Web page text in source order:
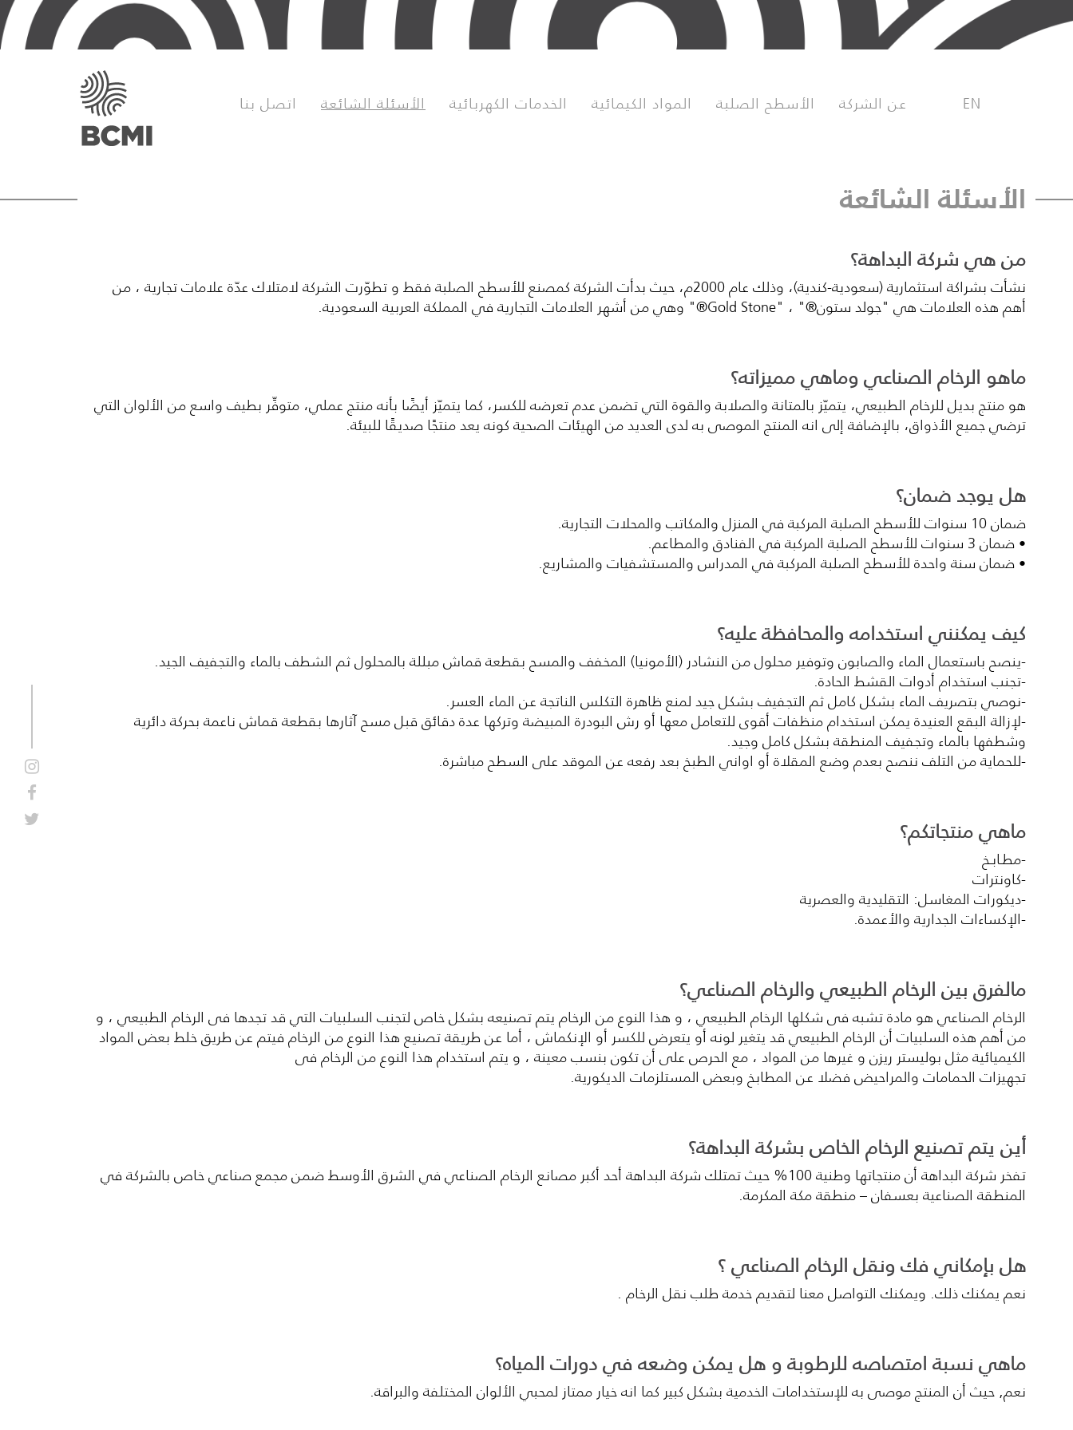
EN عن الشركة الأسطح الصلبة المواد الكيمائية الخدمات الكهربائية الأسئلة الشائعة اتصل بنا
الأسئلة الشائعة
من هي شركة البداهة؟
نشأت بشراكة استثمارية (سعودية-كندية)، وذلك عام 2000م، حيث بدأت الشركة كمصنع للأسطح الصلبة فقط و تطوّرت الشركة لامتلاك عدّة علامات تجارية ، من
أهم هذه العلامات هي "جولد ستون®" ، "Gold Stone®" وهي من أشهر العلامات التجارية في المملكة العربية السعودية.
ماهو الرخام الصناعي وماهي مميزاته؟
هو منتج بديل للرخام الطبيعي، يتميّز بالمتانة والصلابة والقوة التي تضمن عدم تعرضه للكسر، كما يتميّز أيضًا بأنه منتج عملي، متوفِّر بطيف واسع من الألوان التي
ترضي جميع الأذواق، بالإضافة إلى انه المنتج الموصى به لدى العديد من الهيئات الصحية كونه يعد منتجًا صديقًا للبيئة.
هل يوجد ضمان؟
ضمان 10 سنوات للأسطح الصلبة المركبة في المنزل والمكاتب والمحلات التجارية.
• ضمان 3 سنوات للأسطح الصلبة المركبة في الفنادق والمطاعم.
• ضمان سنة واحدة للأسطح الصلبة المركبة في المدراس والمستشفيات والمشاريع.
كيف يمكنني استخدامه والمحافظة عليه؟
-ينصح باستعمال الماء والصابون وتوفير محلول من النشادر (الأمونيا) المخفف والمسح بقطعة قماش مبللة بالمحلول ثم الشطف بالماء والتجفيف الجيد.
-تجنب استخدام أدوات القشط الحادة.
-نوصي بتصريف الماء بشكل كامل ثم التجفيف بشكل جيد لمنع ظاهرة التكلس الناتجة عن الماء العسر.
-لإزالة البقع العنيدة يمكن استخدام منظفات أقوى للتعامل معها أو رش البودرة المبيضة وتركها عدة دقائق قبل مسح آثارها بقطعة قماش ناعمة بحركة دائرية
وشطفها بالماء وتجفيف المنطقة بشكل كامل وجيد.
-للحماية من التلف ننصح بعدم وضع المقلاة أو اواني الطبخ بعد رفعه عن الموقد على السطح مباشرة.
ماهي منتجاتكم؟
-مطـابـخ
-كاونترات
-ديكورات المغاسل: التقليدية والعصرية
-الإكساءات الجدارية والأعمدة.
مالفرق بين الرخام الطبيعي والرخام الصناعي؟
الرخام الصناعي هو مادة تشبه فى شكلها الرخام الطبيعي ، و هذا النوع من الرخام يتم تصنيعه بشكل خاص لتجنب السلبيات التي قد تجدها فى الرخام الطبيعي ، و
من أهم هذه السلبيات أن الرخام الطبيعي قد يتغير لونه أو يتعرض للكسر أو الإنكماش ، أما عن طريقة تصنيع هذا النوع من الرخام فيتم عن طريق خلط بعض المواد
الكيميائية مثل بوليستر ريزن و غيرها من المواد ، مع الحرص على أن تكون بنسب معينة ، و يتم استخدام هذا النوع من الرخام فى
تجهيزات الحمامات والمراحيض فضلا عن المطابخ وبعض المستلزمات الديكورية.
أين يتم تصنيع الرخام الخاص بشركة البداهة؟
تفخر شركة البداهة أن منتجاتها وطنية 100% حيث تمتلك شركة البداهة أحد أكبر مصانع الرخام الصناعي في الشرق الأوسط ضمن مجمع صناعي خاص بالشركة في
المنطقة الصناعية بعسفان – منطقة مكة المكرمة.
هل بإمكاني فك ونقل الرخام الصناعي ؟
نعم يمكنك ذلك. ويمكنك التواصل معنا لتقديم خدمة طلب نقل الرخام .
ماهي نسبة امتصاصه للرطوبة و هل يمكن وضعه في دورات المياه؟
نعم, حيث أن المنتج موصى به للإستخدامات الخدمية بشكل كبير كما انه خيار ممتاز لمحبي الألوان المختلفة والبراقة.